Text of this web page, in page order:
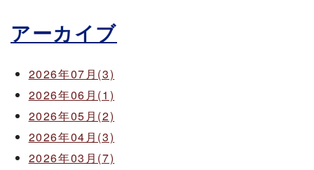
アーカイブ
2026年07月(3)
2026年06月(1)
2026年05月(2)
2026年04月(3)
2026年03月(7)